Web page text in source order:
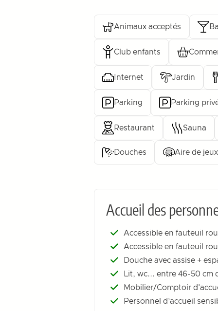
Animaux acceptés
Club enfants
Internet Jardin
Parking Parking
Restaurant Sauna
Douches Aire de jeux
Accueil des
Accessible en fauteuil
Accessible en fauteuil
Douche avec assise +
Lit, wc... entre 46-50 cm
Mobilier/Comptoir
Personnel d’accueil